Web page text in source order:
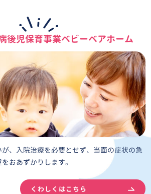
後児保育事業ベビーベアホーム
、入院治療を必要とせず、当面の症状の急
おあずかりします。
くわしくはこちら